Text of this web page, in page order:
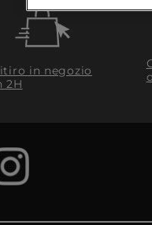
in negozio
2H